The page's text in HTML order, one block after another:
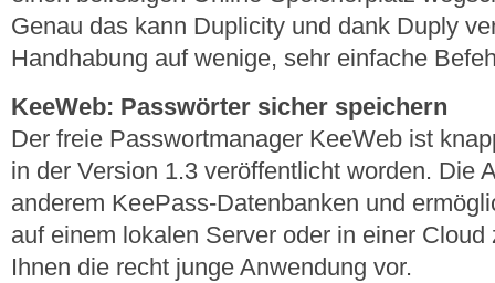
Genau das kann Duplicity und dank Duply
Handhabung auf wenige, sehr einfache
KeeWeb: Passwörter sicher speichern
Der freie Passwortmanager KeeWeb ist
in der Version 1.3 veröffentlicht worden. Die
anderem KeePass-Datenbanken und
auf einem lokalen Server oder in einer
Ihnen die recht junge Anwendung vor.